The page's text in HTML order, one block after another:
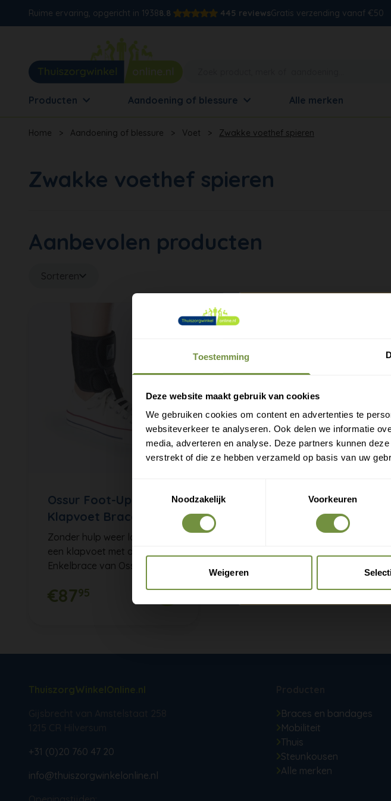
Toestemming
Deze website maakt gebruik van cookies
We gebruiken cookies om content en advertenties te
websiteverkeer te analyseren. Ook delen we informatie
media, adverteren en analyse. Deze partners kunnen
verstrekt of die ze hebben verzameld op basis van uw
Noodzakelijk
Voorkeuren
Weigeren
Ruime ervaring, opgericht in 19388.8 445 reviewsGratis verzending vanaf €50
Producten Aandoening of blessure Alle merken
Home > Aandoening of blessure > Voet > Zwakke voethef spieren
Zwakke voethef spieren
Aanbevolen producten
Sorteren
Ossur Foot-Up |
Klapvoet Brace
Zonder hulp weer lopen bij
een klapvoet met de Foot-Up
Enkelbrace van Ossur.
€8795
+31 (0)20 760 47 20
info@thuiszorgwinkelonline.nl
Braces en bandages
Mobiliteit
Thuis
Steunkousen
Alle merken
Laat je e-
een gratis verzending
Gratis verzending op je
Nieuwe producten als
Deskundige tips over zorg
Exclusieve aanbiedingen
Claim